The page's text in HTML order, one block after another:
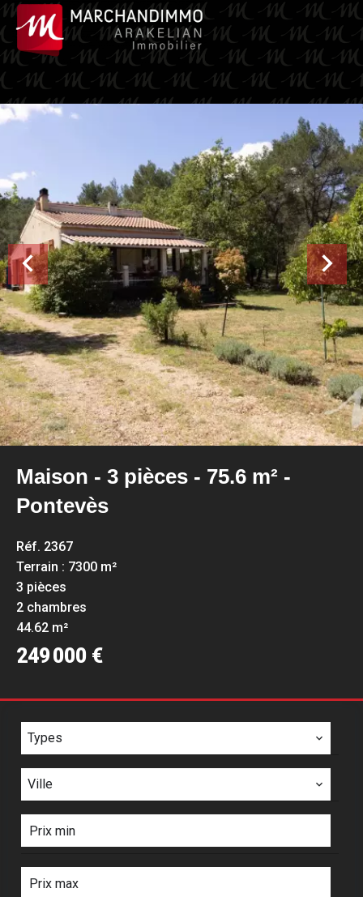
Maison - 3 pièces - 75.6 m² -
Pontevès
Réf. 2367
Terrain : 7300 m²
3 pièces
2 chambres
44.62 m²
249 000 €
Types
Ville